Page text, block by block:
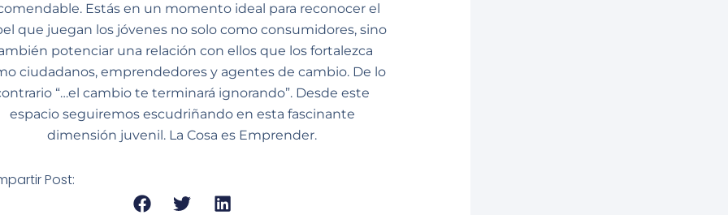
Estás en un momento ideal para reconocer el
que juegan los jóvenes no solo como consumidores, sino
potenciar una relación con ellos que los fortalezca
ciudadanos, emprendedores y agentes de cambio. De lo
“…el cambio te terminará ignorando”. Desde este
espacio seguiremos escudriñando en esta fascinante
dimensión juvenil. La Cosa es Emprender.
Post: